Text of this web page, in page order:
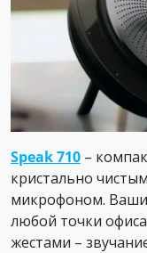
Speak 710 –
кристально
микрофоном. Ваши
любой точки
жестами –